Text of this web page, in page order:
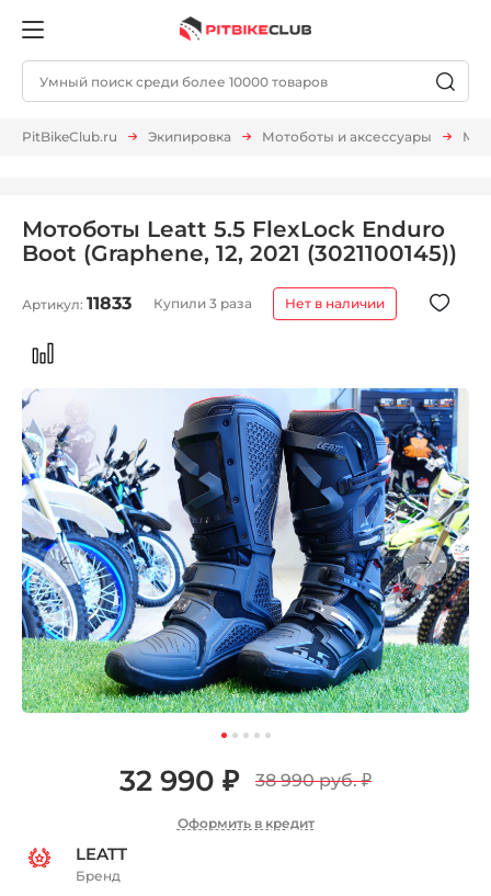
PitBikeClub.ru Экипировка Мотоботы и аксессуары
Мотоботы Leatt 5.5 FlexLock Enduro
Boot (Graphene, 12, 2021 (3021100145))
Артикул: 11833 Купили 3 раза Нет в наличии
32 990 ₽ 38 990 руб.₽
Оформить в кредит
LEATT
Бренд